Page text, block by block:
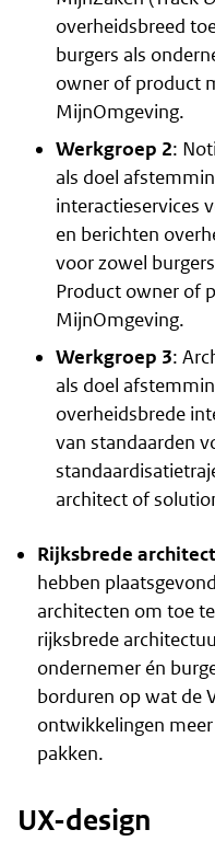
overheidsbreed
burgers als
owner of product
MijnOmgeving.
Werkgroep 2:
als doel
interactieservices
en berichten
voor zowel
Product owner of
MijnOmgeving.
Werkgroep 3:
als doel
overheidsbrede
van standaarden
architect of
Rijksbrede
hebben
architecten om toe
rijksbrede
ondernemer én
borduren op wat de
ontwikkelingen
pakken.
UX-design